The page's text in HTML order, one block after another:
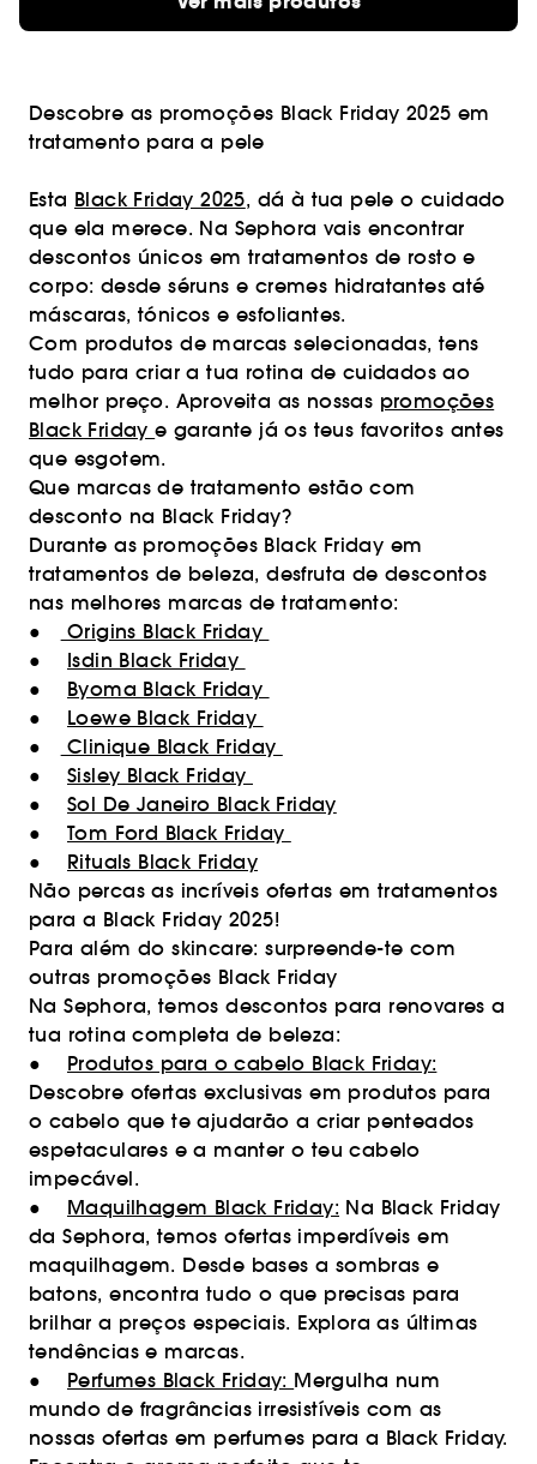
Descobre as promoções Black Friday 2025 em
tratamento para a pele
Esta Black Friday 2025, dá à tua pele o cuidado
que ela merece. Na Sephora vais encontrar
descontos únicos em tratamentos de rosto e
corpo: desde séruns e cremes hidratantes até
máscaras, tónicos e esfoliantes.
Com produtos de marcas selecionadas, tens
tudo para criar a tua rotina de cuidados ao
melhor preço. Aproveita as nossas promoções
Black Fridaye garante já os teus favoritos antes
que esgotem.
Que marcas de tratamento estão com
desconto na Black Friday?
Durante as promoções Black Friday em
tratamentos de beleza, desfruta de descontos
nas melhores marcas de tratamento:
●
Origins Black Friday
● Isdin Black Friday
● Byoma Black Friday
● Loewe Black Friday
●
Clinique Black Friday
● Sisley Black Friday
● Sol De Janeiro Black Friday
● Tom Ford Black Friday
● Rituals Black Friday
Não percas as incríveis ofertas em tratamentos
para a Black Friday 2025!
Para além do skincare: surpreende-te com
outras promoções Black Friday
Na Sephora, temos descontos para renovares a
tua rotina completa de beleza:
● Produtos para o cabelo Black Friday:
Descobre ofertas exclusivas em produtos para
o cabelo que te ajudarão a criar penteados
espetaculares e a manter o teu cabelo
impecável.
● Maquilhagem Black Friday: Na Black Friday
da Sephora, temos ofertas imperdíveis em
maquilhagem. Desde bases a sombras e
batons, encontra tudo o que precisas para
brilhar a preços especiais. Explora as últimas
tendências e marcas.
● Perfumes Black Friday: Mergulha num
mundo de fragrâncias irresistíveis com as
nossas ofertas em perfumes para a Black Friday.